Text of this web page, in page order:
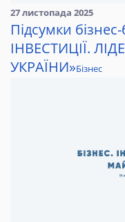
27 листопада 2025
Підсумки
ІНВЕСТИЦІЇ.
УКРАЇНИ»Бізнес